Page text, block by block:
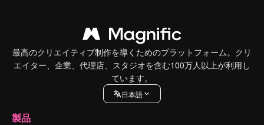
最高のクリエイティブ制作を導くためのプラットフォーム。クリ
エイター、企業、代理店、スタジオを含む100万人以上が利用し
ています。
日本語
製品